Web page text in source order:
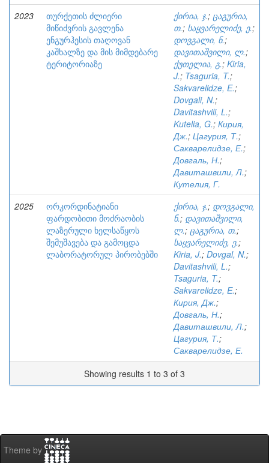
2023
თურქეთის ძლიერი
მიწიძვრის გავლენა
ენგურჰესის თაღოვან
კაშხალზე და მის მიმდებარე
ტერიტორიაზე
ქირია, ჯ.; ცაგურია,
თ.; საყვარელიძე, ე.;
დოვგალი, ნ.;
დავითაშვილი, ლ.;
ქუთელია, გ.; Kiria,
J.; Tsaguria, T.;
Sakvarelidze, E.;
Dovgali, N.;
Davitashvili, L.;
Kutelia, G.; Кирия,
Дж.; Цагурия, Т.;
Сакварелидзе, Е.;
Довгаль, Н.;
Давиташвили, Л.;
Кутелия, Г.
2025
ორკორდინატიანი
ფარდობითი მოძრაობის
ლაზერული ხელსაწყოს
შემუშავება და გამოცდა
ლაბორატორულ პირობებში
ქირია, ჯ.; დოვგალი,
ნ.; დავითაშვილი,
ლ.; ცაგურია, თ.;
საყვარელიძე, ე.;
Kiria, J.; Dovgal, N.;
Davitashvili, L.;
Tsaguria, T.;
Sakvarelidze, E.;
Кирия, Дж.;
Довгаль, Н.;
Давиташвили, Л.;
Цагурия, Т.;
Сакварелидзе, Е.
Showing results 1 to 3 of 3
Theme by